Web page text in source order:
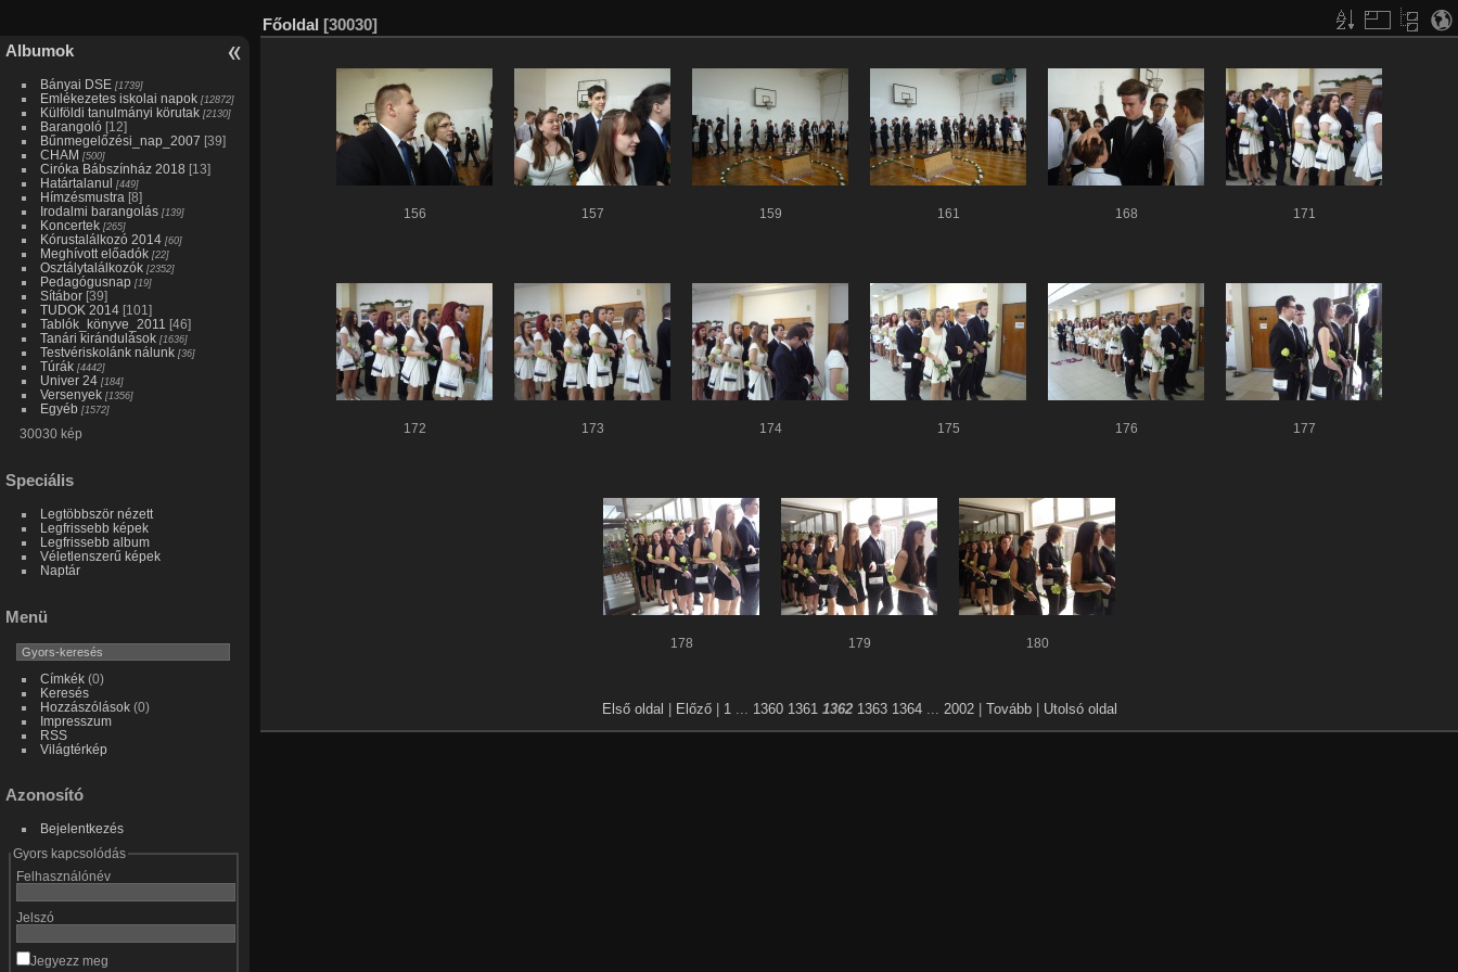
Albumok
Bányai DSE [1739]
Emlékezetes iskolai napok [12872]
Külföldi tanulmányi körutak [2130]
Barangoló [12]
Bűnmegelőzési_nap_2007 [39]
CHAM [500]
Ciróka Bábszínház 2018 [13]
Határtalanul [449]
Hímzésmustra [8]
Irodalmi barangolás [139]
Koncertek [265]
Kórustalálkozó 2014 [60]
Meghívott előadók [22]
Osztálytalálkozók [2352]
Pedagógusnap [19]
Sítábor [39]
TUDOK 2014 [101]
Tablók_könyve_2011 [46]
Tanári kirándulások [1636]
Testvériskolánk nálunk [36]
Túrák [4442]
Univer 24 [184]
Versenyek [1356]
Egyéb [1572]
30030 kép
Speciális
Legtöbbször nézett
Legfrissebb képek
Legfrissebb album
Véletlenszerű képek
Naptár
Menü
Címkék(0)
Keresés
Hozzászólások(0)
Impresszum
RSS
Világtérkép
Azonosító
Bejelentkezés
Gyors kapcsolódás
Felhasználónév
Jelszó
Jegyezz meg
Főoldal [30030]
156 157 159 161 168 171
172 173 174 175 176 177
178 179 180
Első oldal Előző| 1... 1360 1361 1362 1363 1364... 2002 Tovább Utolsó oldal